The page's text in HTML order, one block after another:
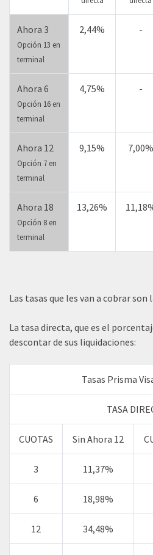
Ahora 3
Opción 13 en
terminal
2,44% -
Ahora 6
Opción 16 en
terminal
4,75% -
Ahora 12
Opción 7 en
terminal
9,15% 7,00%
Ahora 18
Opción 8 en
terminal
13,26%
Las tasas que les van a cobrar son
La tasa directa, que es el
descontar de sus liquidaciones:
Tasas Prisma
TASA
CUOTAS Sin Ahora 12
3 11,37%
6 18,98%
12 34,48%